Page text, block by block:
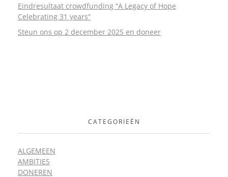
Eindresultaat crowdfunding “A Legacy of Hope
Celebrating 31 years”
Steun ons op 2 december 2025 en doneer
CATEGORIEËN
ALGEMEEN
AMBITIES
DONEREN